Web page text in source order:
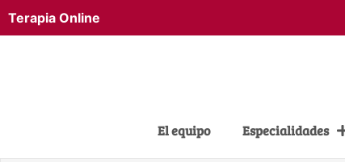
Terapia Online
El equipo Especialidades